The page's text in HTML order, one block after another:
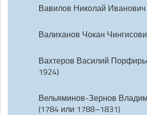
Вавилов Николай
Валиханов Чокан
Вахтеров Василий
1924)
Вельяминов-Зернов
(1784 или 1788–1831)